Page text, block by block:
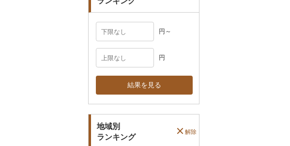
円～
円
結果を見る
地域別
ランキング
解除